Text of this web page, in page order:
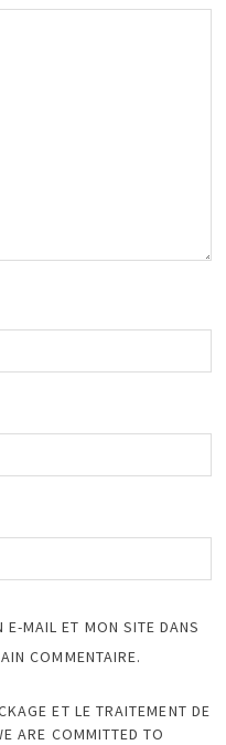
MAIL ET MON SITE DANS
COMMENTAIRE.
ET LE TRAITEMENT DE
ARE COMMITTED TO